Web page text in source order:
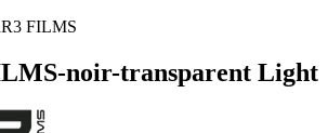
FILMS
noir-transparent Light